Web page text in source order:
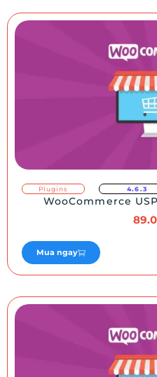
Plugins 4.6.3
WooCommerce
Mua ngay